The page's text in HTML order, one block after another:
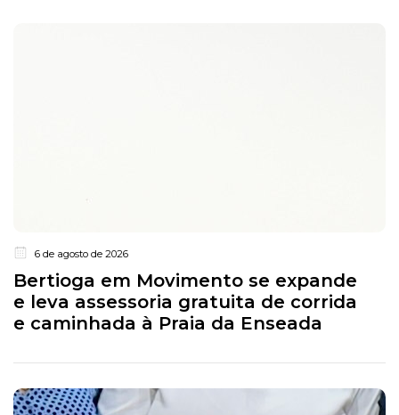
6 de agosto de 2026
Bertioga em Movimento se expande
e leva assessoria gratuita de corrida
e caminhada à Praia da Enseada